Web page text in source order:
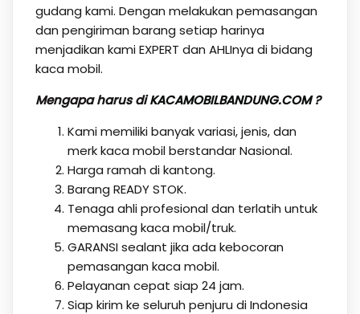
gudang kami. Dengan melakukan pemasangan
dan pengiriman barang setiap harinya
menjadikan kami EXPERT dan AHLInya di bidang
kaca mobil.
Mengapa harus diKACAMOBILBANDUNG.COM?
Kami memiliki banyak variasi, jenis, dan
merk kaca mobil berstandar Nasional.
Harga ramah di kantong.
Barang READY STOK.
Tenaga ahli profesional dan terlatih untuk
memasang kaca mobil/truk.
GARANSI sealant jika ada kebocoran
pemasangan kaca mobil.
Pelayanan cepat siap 24 jam.
Siap kirim ke seluruh penjuru di Indonesia